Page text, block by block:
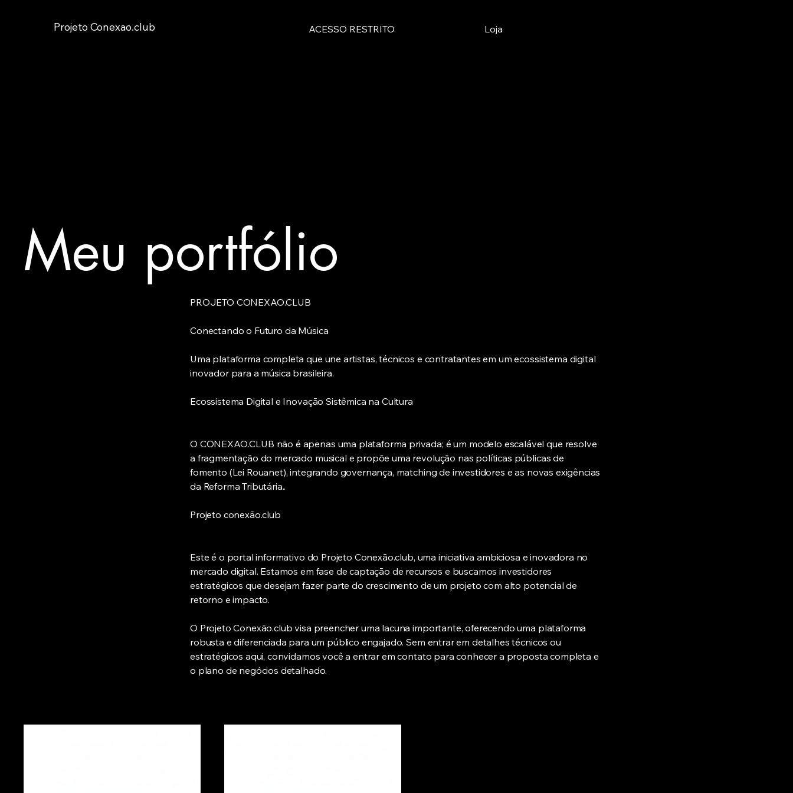
Projeto Conexao.club ACESSO RESTRITO Loja
Meu portfólio
PROJETO CONEXAO.CLUB
Conectando o Futuro da Música
Uma plataforma completa que une artistas, técnicos e contratantes em um ecossistema digital
inovador para a música brasileira.
Ecossistema Digital e Inovação Sistêmica na Cultura
O CONEXAO.CLUB não é apenas uma plataforma privada; é um modelo escalável que resolve
a fragmentação do mercado musical e propõe uma revolução nas políticas públicas de
fomento (Lei Rouanet), integrando governança, matching de investidores e as novas exigências
da Reforma Tributária..
Projeto conexão.club
Este é o portal informativo do Projeto Conexão.club, uma iniciativa ambiciosa e inovadora no
mercado digital. Estamos em fase de captação de recursos e buscamos investidores
estratégicos que desejam fazer parte do crescimento de um projeto com alto potencial de
retorno e impacto.
O Projeto Conexão.club visa preencher uma lacuna importante, oferecendo uma plataforma
robusta e diferenciada para um público engajado. Sem entrar em detalhes técnicos ou
estratégicos aqui, convidamos você a entrar em contato para conhecer a proposta completa e
o plano de negócios detalhado.